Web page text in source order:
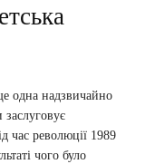
одна надзвичайно
заслуговує
час революції 1989
чого було